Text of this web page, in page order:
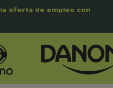
oferta de empleo con